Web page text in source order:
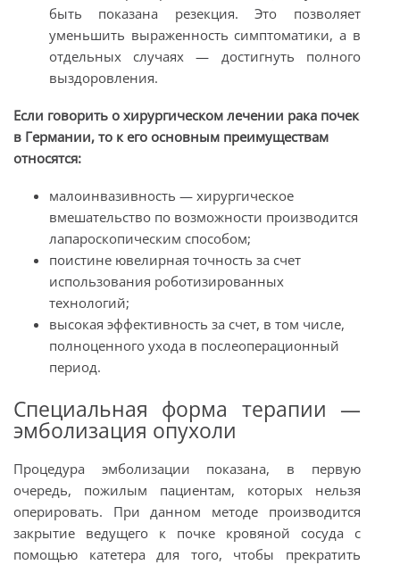
быть показана резекция. Это позволяет
уменьшить выраженность симптоматики, а в
отдельных случаях — достигнуть полного
выздоровления.
Если говорить о хирургическом лечении рака почек
в Германии, то к его основным преимуществам
относятся:
малоинвазивность — хирургическое
вмешательство по возможности производится
лапароскопическим способом;
поистине ювелирная точность за счет
использования роботизированных
технологий;
высокая эффективность за счет, в том числе,
полноценного ухода в послеоперационный
период.
Специальная форма терапии —
эмболизация опухоли
Процедура эмболизации показана, в первую
очередь, пожилым пациентам, которых нельзя
оперировать. При данном методе производится
закрытие ведущего к почке кровяной сосуда с
помощью катетера для того, чтобы прекратить